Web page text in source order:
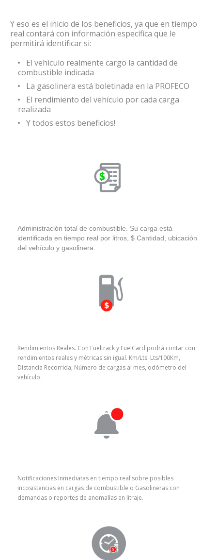
Y eso es el inicio de los beneficios, ya que en tiempo
real contará con información específica que le
permitirá identificar si:
El vehículo realmente cargo la cantidad de
combustible indicada
La gasolinera está boletinada en la PROFECO
El rendimiento del vehículo por cada carga
realizada
Y todos estos beneficios!
Administración total de combustible. Su carga está
identificada en tiempo real por litros, $ Cantidad, ubicación
del vehículo y gasolinera.
Rendimientos Reales. Con Fueltrack y FuelCard podrá contar con
rendimientos reales y métricas sin igual. Km/Lts. Lts/100Km,
Distancia Recorrida, Número de cargas al mes, odómetro del
vehículo.
Notificaciones Inmediatas en tiempo real sobre posibles
incosistencias en cargas de combustible o Gasolineras con
demandas o reportes de anomalías en litraje.